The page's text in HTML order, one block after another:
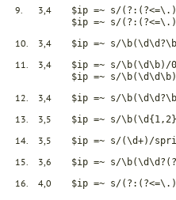
9. 3,4
$ip =~ s/
$ip =~ s/
10. 3,4 $ip =~ s/
11. 3,4
$ip =~ s/\b(\d\b)/
$ip =~ s/
12. 3,4 $ip =~ s/
13. 3,5 $ip =~ s/
14. 3,5 $ip =~ s/(\d+)/
15. 3,6 $ip =~ s/
16. 4,0 $ip =~ s/